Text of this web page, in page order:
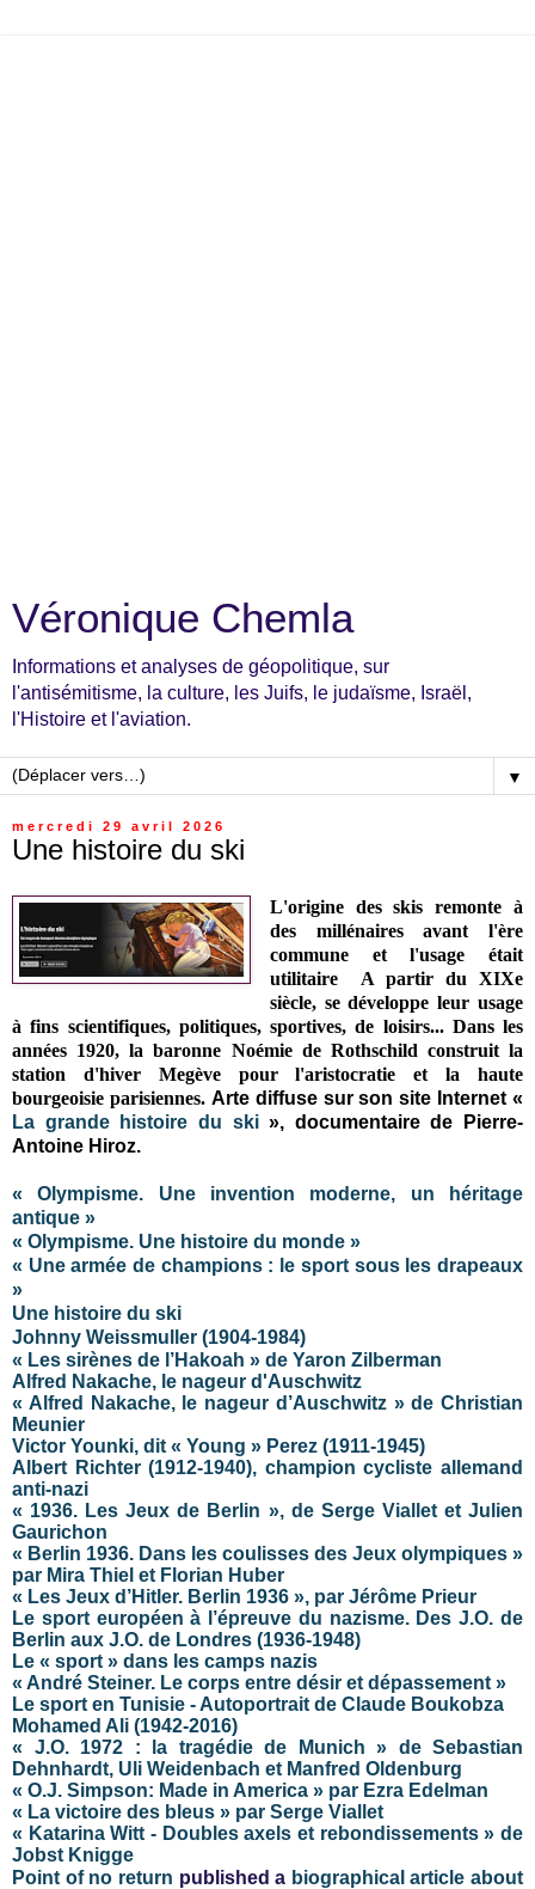
Véronique Chemla
Informations et analyses de géopolitique, sur
l'antisémitisme, la culture, les Juifs, le judaïsme, Israël,
l'Histoire et l'aviation.
▼
mercredi 29 avril 2026
Une histoire du ski
L'origine des skis remonte à
des millénaires avant l'ère
commune et l'usage était
utilitaire A partir du XIXe
siècle, se développe leur usage
à fins scientifiques, politiques, sportives, de loisirs... Dans les
années 1920, la baronne Noémie de Rothschild construit la
station d'hiver Megève pour l'aristocratie et la haute
bourgeoisie parisiennes.Arte diffuse sur son site Internet «
La grande histoire du ski», documentaire de Pierre-
Antoine Hiroz.
« Olympisme. Une invention moderne, un héritage
antique »
« Olympisme. Une histoire du monde »
« Une armée de champions : le sport sous les drapeaux
»
Une histoire du ski
Johnny Weissmuller (1904-1984)
« Les sirènes de l’Hakoah » de Yaron Zilberman
Alfred Nakache, le nageur d'Auschwitz
« Alfred Nakache, le nageur d’Auschwitz » de Christian
Meunier
Victor Younki, dit « Young » Perez (1911-1945)
Albert Richter (1912-1940), champion cycliste allemand
anti-nazi
« 1936. Les Jeux de Berlin », de Serge Viallet et Julien
Gaurichon
« Berlin 1936. Dans les coulisses des Jeux olympiques »
par Mira Thiel et Florian Huber
« Les Jeux d’Hitler. Berlin 1936 », par Jérôme Prieur
Le sport européen à l’épreuve du nazisme. Des J.O. de
Berlin aux J.O. de Londres (1936-1948)
Le « sport » dans les camps nazis
« André Steiner. Le corps entre désir et dépassement »
Le sport en Tunisie - Autoportrait de Claude Boukobza
Mohamed Ali (1942-2016)
« J.O. 1972 : la tragédie de Munich » de Sebastian
Dehnhardt, Uli Weidenbach et Manfred Oldenburg
« O.J. Simpson: Made in America » par Ezra Edelman
« La victoire des bleus » par Serge Viallet
« Katarina Witt - Doubles axels et rebondissements » de
Jobst Knigge
Point of no return published a biographical article about